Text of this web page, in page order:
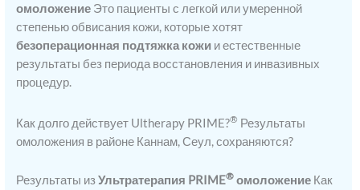
омоложение Это пациенты с легкой или умеренной
степенью обвисания кожи, которые хотят
безоперационная подтяжка кожи и естественные
результаты без периода восстановления и инвазивных
процедур.
Как долго действует Ultherapy PRIME?® Результаты
омоложения в районе Каннам, Сеул, сохраняются?
Результаты изУльтратерапия PRIME® омоложение Как